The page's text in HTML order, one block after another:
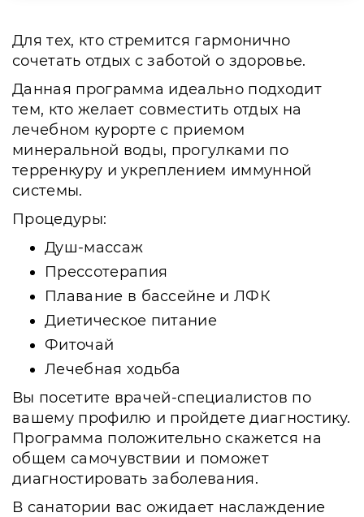
Для тех, кто стремится гармонично
сочетать отдых с заботой о здоровье.
Данная программа идеально подходит
тем, кто желает совместить отдых на
лечебном курорте с приемом
минеральной воды, прогулками по
терренкуру и укреплением иммунной
системы.
Процедуры:
Душ-массаж
Прессотерапия
Плавание в бассейне и ЛФК
Диетическое питание
Фиточай
Лечебная ходьба
Вы посетите врачей-специалистов по
вашему профилю и пройдете диагностику.
Программа положительно скажется на
общем самочувствии и поможет
диагностировать заболевания.
В санатории вас ожидает наслаждение